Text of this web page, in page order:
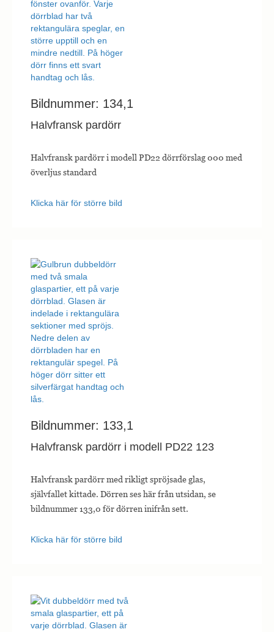
Bildnummer: 134,1
Halvfransk pardörr
Halvfransk pardörr i modell PD22 dörrförslag 000 med
överljus standard
Klicka här för större bild
Bildnummer: 133,1
Halvfransk pardörr i modell PD22 123
Halvfransk pardörr med rikligt spröjsade glas,
självfallet kittade. Dörren ses här från utsidan, se
bildnummer 133,0 för dörren inifrån sett.
Klicka här för större bild